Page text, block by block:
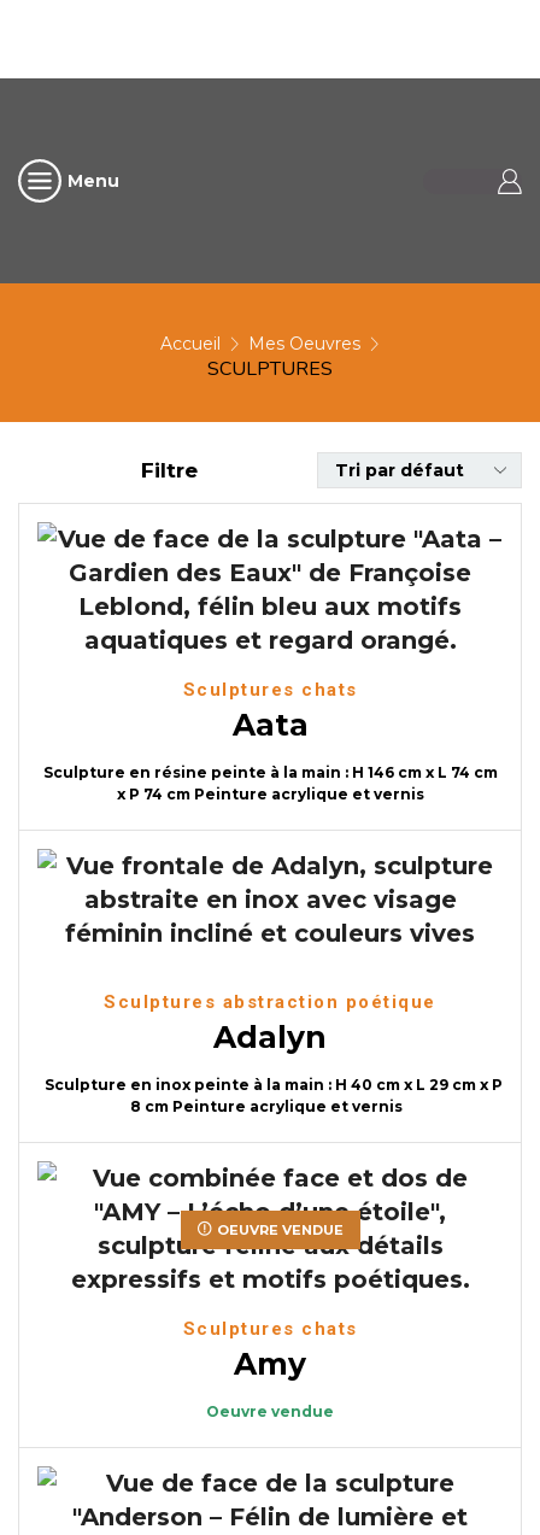
Menu
Accueil Mes Oeuvres
SCULPTURES
Filtre
Sculptures chats
Aata
Sculpture en résine peinte à la main : H 146 cm x L 74 cm
x P 74 cm Peinture acrylique et vernis
Sculptures abstraction poétique
Adalyn
Sculpture en inox peinte à la main : H 40 cm x L 29 cm x P
8 cm Peinture acrylique et vernis
OEUVRE VENDUE
Sculptures chats
Amy
Oeuvre vendue